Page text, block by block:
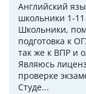
Английский
школьники 1-11
Школьники,
подготовка к
так же к ВПР и
Являюсь
проверке
Студе...